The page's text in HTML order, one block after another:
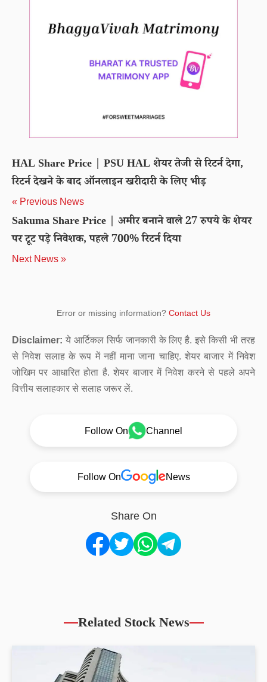
HAL Share Price | PSU HAL शेयर तेजी से रिटर्न देगा,
रिटर्न देखने के बाद ऑनलाइन खरीदारी के लिए भीड़
« Previous News
Sakuma Share Price | अमीर बनाने वाले 27 रुपये के शेयर
पर टूट पड़े निवेशक, पहले 700% रिटर्न दिया
Next News »
Error or missing information? Contact Us
Disclaimer: ये आर्टिकल सिर्फ जानकारी के लिए है. इसे किसी भी तरह
से निवेश सलाह के रूप में नहीं माना जाना चाहिए. शेयर बाजार में निवेश
जोखिम पर आधारित होता है. शेयर बाजार में निवेश करने से पहले अपने
वित्तीय सलाहकार से सलाह जरूर लें.
Follow On Channel
Follow On News
Share On
Related Stock News